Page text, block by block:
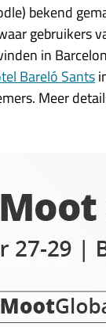
bekend
gebruikers
in
Bareló Sants
Meer